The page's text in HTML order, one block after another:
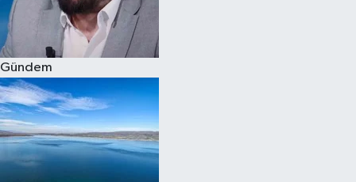
Gündem
Spor
Burç Yorumları
Çocuk
Eğitim